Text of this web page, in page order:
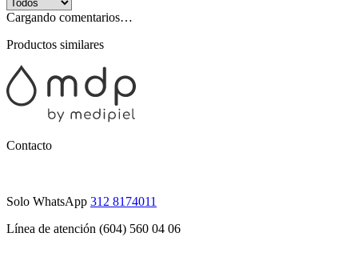
Cargando comentarios…
Productos similares
Contacto
Solo WhatsApp 312 8174011
Línea de atención (604) 560 04 06